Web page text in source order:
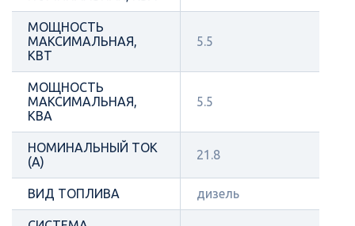
МОЩНОСТЬ
МАКСИМАЛЬНАЯ,
КВТ
5.5
МОЩНОСТЬ
МАКСИМАЛЬНАЯ,
КВА
5.5
НОМИНАЛЬНЫЙ ТОК
(А)
21.8
ВИД ТОПЛИВА дизель